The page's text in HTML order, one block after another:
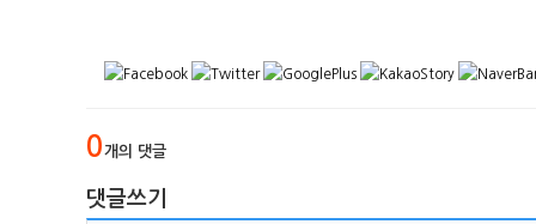
0개의 댓글
댓글쓰기